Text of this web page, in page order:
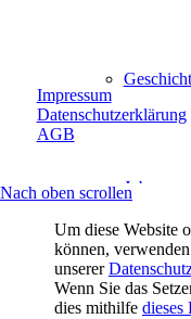
Jobs
Kontakt
Impressum
Datenschutzerklärung
AGB
Nach oben scrollen
Um diese Website
können,
unserer
Wenn Sie das
dies mithilfe dieses